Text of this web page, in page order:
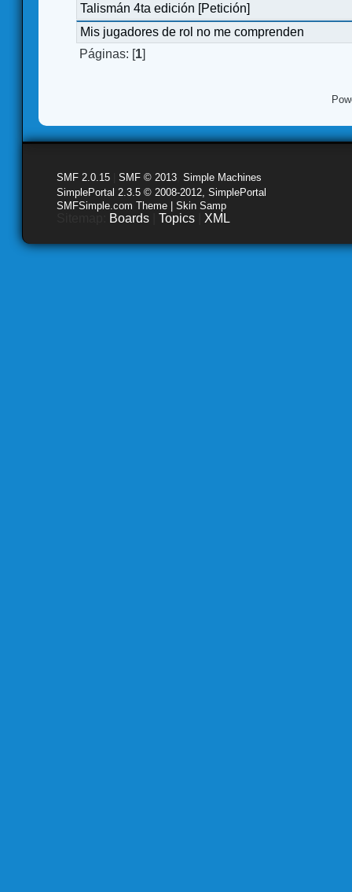
Talismán 4ta edición [Petición]
Mis jugadores de rol no me comprenden
Páginas: [1]
SMF 2.0.15 SMF © 2013 Simple Machines
SimplePortal 2.3.5 © 2008-2012, SimplePortal
SMFSimple.com Theme | Skin Samp
Boards Topics XML